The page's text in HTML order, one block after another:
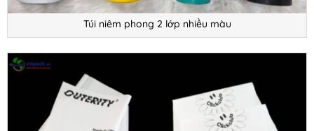
Túi niêm phong 2 lớp nhiều màu